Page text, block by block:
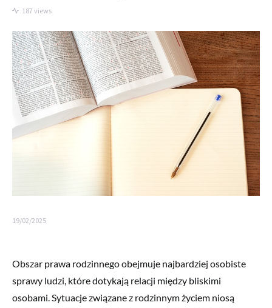
187 views
19/02/2025
Obszar prawa rodzinnego obejmuje najbardziej osobiste
sprawy ludzi, które dotykają relacji między bliskimi
osobami. Sytuacje związane z rodzinnym życiem niosą